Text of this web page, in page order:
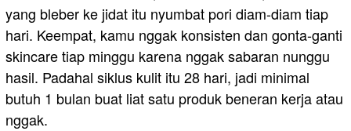
yang bleber ke jidat itu nyumbat pori diam-diam tiap
hari. Keempat, kamu nggak konsisten dan gonta-ganti
skincare tiap minggu karena nggak sabaran nunggu
hasil. Padahal siklus kulit itu 28 hari, jadi minimal
butuh 1 bulan buat liat satu produk beneran kerja atau
nggak.